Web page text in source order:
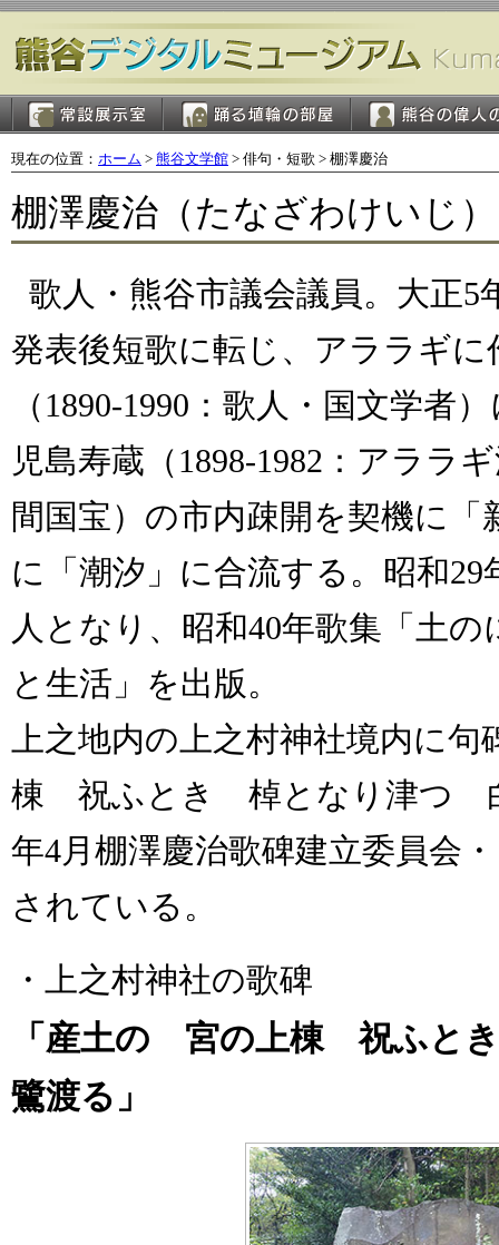
現在の位置： ホーム > 熊谷文学館 > 俳句・短歌 > 棚澤慶治
棚澤慶治（たなざわけいじ
歌人・熊谷市議会議員。大正5
発表後短歌に転じ、アララギ
（1890-1990：歌人・国文学者
児島寿蔵（1898-1982：アララ
間国宝）の市内疎開を契機に「
に「潮汐」に合流する。昭和
人となり、昭和40年歌集「土
と生活」を出版。
上之地内の上之村神社境内に
棟 祝ふとき 棹となり津つ
年4月棚澤慶治歌碑建立委員会
されている。
・上之村神社の歌碑
「産土の 宮の上棟 祝ふと
鷺渡る」